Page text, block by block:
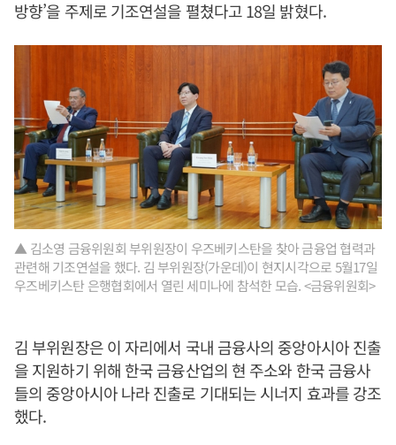
방향’을 주제로 기조연설을 펼쳤다고 18일 밝혔다.
▲ 김소영 금융위원회 부위원장이 우즈베키스탄을 찾아 금융업 협력과
관련해 기조연설을 했다. 김 부위원장(가운데)이 현지시각으로 5월17일
우즈베키스탄 은행협회에서 열린 세미나에 참석한 모습. <금융위원회>
김 부위원장은 이 자리에서 국내 금융사의 중앙아시아 진출
을 지원하기 위해 한국 금융산업의 현 주소와 한국 금융사
들의 중앙아시아 나라 진출로 기대되는 시너지 효과를 강조
했다.